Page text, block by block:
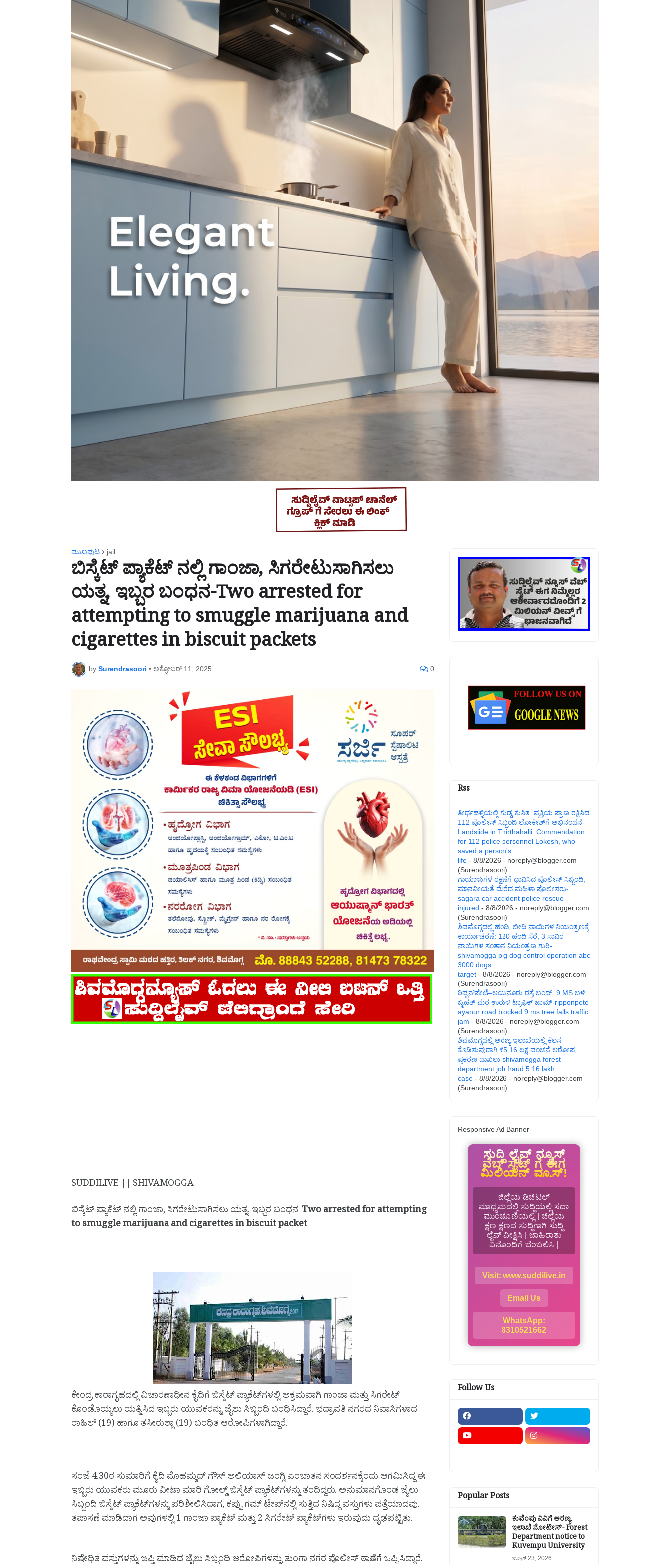
ಮುಖಪುಟ jail
ಬಿಸ್ಕೆಟ್ ಪ್ಯಾಕೆಟ್ ನಲ್ಲಿ ಗಾಂಜಾ, ಸಿಗರೇಟುಸಾಗಿಸಲು
ಯತ್ನ, ಇಬ್ಬರ ಬಂಧನ-Two arrested for
attempting to smuggle marijuana and
cigarettes in biscuit packets
by Surendrasoori • ಅಕ್ಟೋಬರ್ 11, 2025 0
SUDDILIVE || SHIVAMOGGA
ಬಿಸ್ಕೆಟ್ ಪ್ಯಾಕೆಟ್ ನಲ್ಲಿ ಗಾಂಜಾ, ಸಿಗರೇಟುಸಾಗಿಸಲು ಯತ್ನ, ಇಬ್ಬರ ಬಂಧನ-Two arrested for attempting
to smuggle marijuana and cigarettes in biscuit packet
ಕೇಂದ್ರ ಕಾರಾಗೃಹದಲ್ಲಿ ವಿಚಾರಣಾಧೀನ ಕೈದಿಗೆ ಬಿಸ್ಕೆಟ್ ಪ್ಯಾಕೆಟ್‌ಗಳಲ್ಲಿ ಅಕ್ರಮವಾಗಿ ಗಾಂಜಾ ಮತ್ತು ಸಿಗರೇಟ್
ಕೊಂಡೊಯ್ಯಲು ಯತ್ನಿಸಿದ ಇಬ್ಬರು ಯುವಕರನ್ನು ಜೈಲು ಸಿಬ್ಬಂದಿ ಬಂಧಿಸಿದ್ದಾರೆ. ಭದ್ರಾವತಿ ನಗರದ ನಿವಾಸಿಗಳಾದ
ರಾಹಿಲ್ (19) ಹಾಗೂ ತಸೀರುಲ್ಲಾ (19) ಬಂಧಿತ ಆರೋಪಿಗಳಾಗಿದ್ದಾರೆ.
ಸಂಜೆ 4.30ರ ಸುಮಾರಿಗೆ ಕೈದಿ ಮೊಹಮ್ಮದ್ ಗೌಸ್ ಅಲಿಯಾಸ್ ಜಂಗ್ಲಿ ಎಂಬಾತನ ಸಂದರ್ಶನಕ್ಕೆಂದು ಆಗಮಿಸಿದ್ದ ಈ
ಇಬ್ಬರು ಯುವಕರು ಮೂರು ವೀಟಾ ಮಾರಿ ಗೋಲ್ಡ್ ಬಿಸ್ಕೆಟ್ ಪ್ಯಾಕೆಟ್‌ಗಳನ್ನು ತಂದಿದ್ದರು. ಅನುಮಾನಗೊಂಡ ಜೈಲು
ಸಿಬ್ಬಂದಿ ಬಿಸ್ಕೆಟ್ ಪ್ಯಾಕೆಟ್‌ಗಳನ್ನು ಪರಿಶೀಲಿಸಿದಾಗ, ಕಪ್ಪು ಗಮ್ ಟೇಪ್‌ನಲ್ಲಿ ಸುತ್ತಿದ ನಿಷಿದ್ಧ ವಸ್ತುಗಳು ಪತ್ತೆಯಾದವು.
ತಪಾಸಣೆ ಮಾಡಿದಾಗ ಅವುಗಳಲ್ಲಿ 1 ಗಾಂಜಾ ಪ್ಯಾಕೆಟ್ ಮತ್ತು 2 ಸಿಗರೇಟ್ ಪ್ಯಾಕೆಟ್‌ಗಳು ಇರುವುದು ದೃಢಪಟ್ಟಿತು.
ನಿಷೇಧಿತ ವಸ್ತುಗಳನ್ನು ಜಪ್ತಿ ಮಾಡಿದ ಜೈಲು ಸಿಬ್ಬಂದಿ ಆರೋಪಿಗಳನ್ನು ತುಂಗಾ ನಗರ ಪೊಲೀಸ್ ಠಾಣೆಗೆ ಒಪ್ಪಿಸಿದ್ದಾರೆ.
Rss
ತೀರ್ಥಹಳ್ಳಿಯಲ್ಲಿ ಗುಡ್ಡ ಕುಸಿತ: ವ್ಯಕ್ತಿಯ ಪ್ರಾಣ ರಕ್ಷಿಸಿದ
112 ಪೊಲೀಸ್ ಸಿಬ್ಬಂದಿ ಲೋಕೇಶ್‌ಗೆ ಅಭಿನಂದನೆ-
Landslide in Thirthahalli: Commendation
for 112 police personnel Lokesh, who
saved a person's
life - 8/8/2026 - noreply@blogger.com
(Surendrasoori)
ಗಾಯಾಳುಗಳ ರಕ್ಷಣೆಗೆ ಧಾವಿಸಿದ ಪೊಲೀಸ್ ಸಿಬ್ಬಂದಿ,
ಮಾನವೀಯತೆ ಮೆರೆದ ಮಹಿಳಾ ಪೊಲೀಸರು-
sagara car accident police rescue
injured - 8/8/2026 - noreply@blogger.com
(Surendrasoori)
ಶಿವಮೊಗ್ಗದಲ್ಲಿ ಹಂದಿ, ಬೀದಿ ನಾಯಿಗಳ ನಿಯಂತ್ರಣಕ್ಕೆ
ಕಾರ್ಯಾಚರಣೆ: 120 ಹಂದಿ ಸೆರೆ, 3 ಸಾವಿರ
ನಾಯಿಗಳ ಸಂತಾನ ನಿಯಂತ್ರಣ ಗುರಿ-
shivamogga pig dog control operation abc
3000 dogs
target - 8/8/2026 - noreply@blogger.com
(Surendrasoori)
ರಿಪ್ಪನ್‌ಪೇಟೆ–ಆಯನೂರು ರಸ್ತೆ ಬಂದ್: 9 MS ಬಳಿ
ಬೃಹತ್ ಮರ ಉರುಳಿ ಟ್ರಾಫಿಕ್ ಜಾಮ್-ripponpete
ayanur road blocked 9 ms tree falls traffic
jam - 8/8/2026 - noreply@blogger.com
(Surendrasoori)
ಶಿವಮೊಗ್ಗದಲ್ಲಿ ಅರಣ್ಯ ಇಲಾಖೆಯಲ್ಲಿ ಕೆಲಸ
ಕೊಡಿಸುವುದಾಗಿ ₹5.16 ಲಕ್ಷ ವಂಚನೆ ಆರೋಪ;
ಪ್ರಕರಣ ದಾಖಲು-shivamogga forest
department job fraud 5.16 lakh
case - 8/8/2026 - noreply@blogger.com
(Surendrasoori)
Responsive Ad Banner
ಸುದ್ದಿ ಲೈವ್ ನ್ಯೂಸ್
ವೆಬ್ ಸೈಟ್ ಗೆ ಈಗ
ಮಿಲಿಯನ್ ವ್ಯೂಸ್!
ಜಿಲ್ಲೆಯ ಡಿಜಿಟಲ್
ಮಾಧ್ಯಮದಲ್ಲಿ ಸುದ್ದಿಯಲ್ಲಿ ಸದಾ
ಮುಂಚೂಣಿಯಲ್ಲಿ | ಜಿಲ್ಲೆಯ
ಕ್ಷಣ ಕ್ಷಣದ ಸುದ್ದಿಗಾಗಿ ಸುದ್ದಿ
ಲೈವ್ ವೀಕ್ಷಿಸಿ | ಜಾಹಿರಾತು
ವಿನೊಂದಿಗೆ ಬೆಂಬಲಿಸಿ |
Visit: www.suddilive.in
Email Us
WhatsApp:
8310521662
Follow Us
Popular Posts
ಕುವೆಂಪು ವಿವಿಗೆ ಅರಣ್ಯ
ಇಲಾಖೆ ನೋಟೀಸ್- Forest
Department notice to
Kuvempu University
ಜೂನ್ 23, 2026